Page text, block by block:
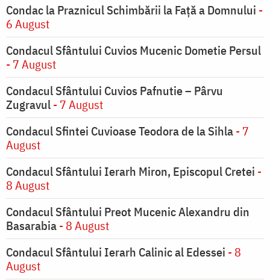
Condac la Praznicul Schimbării la Faţă a Domnului -
6 August
Condacul Sfântului Cuvios Mucenic Dometie Persul
- 7 August
Condacul Sfântului Cuvios Pafnutie – Pârvu
Zugravul- 7 August
Condacul Sfintei Cuvioase Teodora de la Sihla- 7
August
Condacul Sfântului Ierarh Miron, Episcopul Cretei -
8 August
Condacul Sfântului Preot Mucenic Alexandru din
Basarabia- 8 August
Condacul Sfântului Ierarh Calinic al Edessei - 8
August